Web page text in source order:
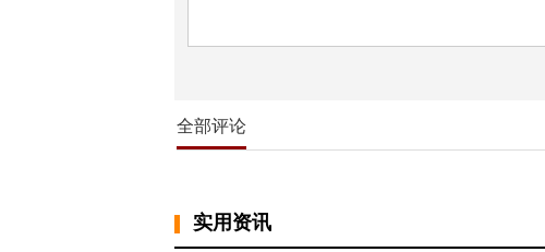
全部评论
实用资讯